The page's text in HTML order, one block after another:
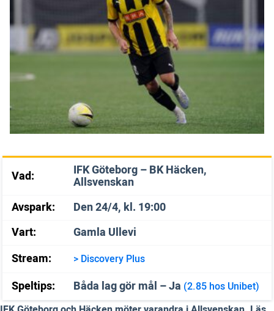
Vad: IFK Göteborg – BK Häcken,
Allsvenskan
Avspark:
Den 24/4, kl. 19:00
Vart:
Gamla Ullevi
Stream:
> Discovery Plus
Speltips: Båda lag gör mål – Ja (2.85 hos Unibet)